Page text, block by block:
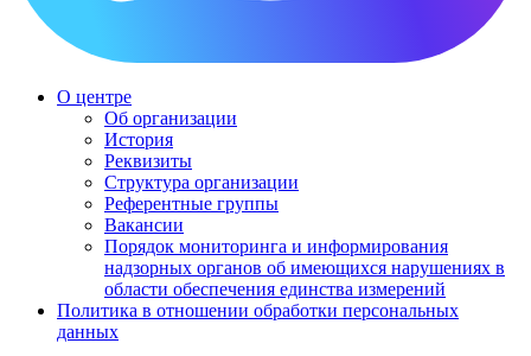
О центре
Об организации
История
Реквизиты
Структура организации
Референтные группы
Вакансии
Порядок мониторинга и информирования
надзорных органов об имеющихся нарушениях в
области обеспечения единства измерений
Политика в отношении обработки персональных
данных